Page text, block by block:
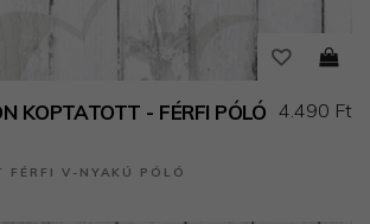
KOPTATOTT - FÉRFI PÓLÓ
FÉRFI V-NYAKÚ PÓLÓ
4.490 Ft